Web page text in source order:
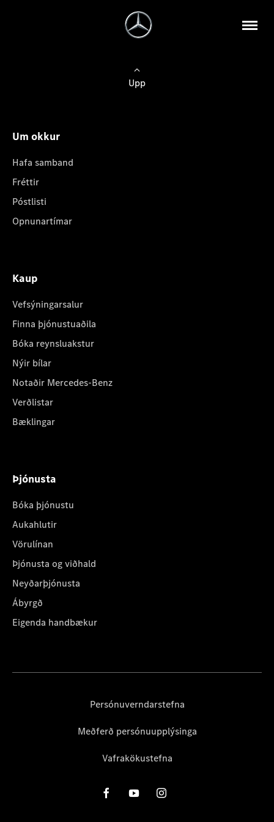
Upp
Um okkur
Hafa samband
Fréttir
Póstlisti
Opnunartímar
Kaup
Vefsýningarsalur
Finna þjónustuaðila
Bóka reynsluakstur
Nýir bílar
Notaðir Mercedes-Benz
Verðlistar
Bæklingar
Þjónusta
Bóka þjónustu
Aukahlutir
Vörulínan
Þjónusta og viðhald
Neyðarþjónusta
Ábyrgð
Eigenda handbækur
Persónuverndarstefna
Meðferð persónuupplýsinga
Vafrakökustefna